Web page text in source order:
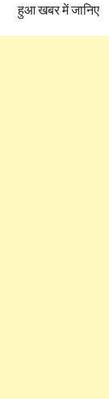
हुआ खबर में जानिए